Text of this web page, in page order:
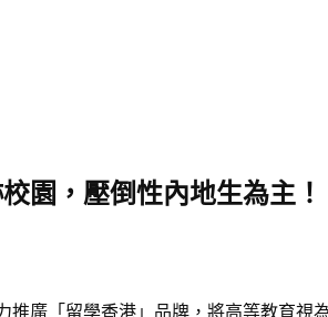
園，壓倒性內地生為主！
推廣「留學香港」品牌，將高等教育視